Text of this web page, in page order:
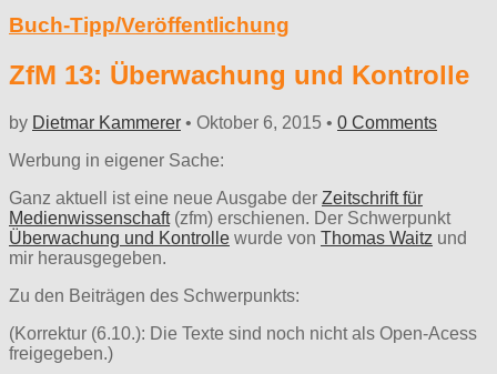
Buch-Tipp/Veröffentlichung
ZfM 13: Überwachung und Kontrolle
by Dietmar Kammerer • Oktober 6, 2015 • 0 Comments
Werbung in eigener Sache:
Ganz aktuell ist eine neue Ausgabe der Zeitschrift für
Medienwissenschaft(zfm) erschienen. Der Schwerpunkt
Überwachung und Kontrolle wurde von Thomas Waitz und
mir herausgegeben.
Zu den Beiträgen des Schwerpunkts:
(Korrektur (6.10.): Die Texte sind noch nicht als Open-Acess
freigegeben.)